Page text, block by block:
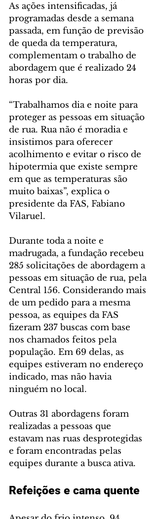
As ações intensificadas, já
programadas desde a semana
passada, em função de previsão
de queda da temperatura,
complementam o trabalho de
abordagem que é realizado 24
horas por dia.
“Trabalhamos dia e noite para
proteger as pessoas em situação
de rua. Rua não é moradia e
insistimos para oferecer
acolhimento e evitar o risco de
hipotermia que existe sempre
em que as temperaturas são
muito baixas”, explica o
presidente da FAS, Fabiano
Vilaruel.
Durante toda a noite e
madrugada, a fundação recebeu
285 solicitações de abordagem a
pessoas em situação de rua, pela
Central 156. Considerando mais
de um pedido para a mesma
pessoa, as equipes da FAS
fizeram 237 buscas com base
nos chamados feitos pela
população. Em 69 delas, as
equipes estiveram no endereço
indicado, mas não havia
ninguém no local.
Outras 31 abordagens foram
realizadas a pessoas que
estavam nas ruas desprotegidas
e foram encontradas pelas
equipes durante a busca ativa.
Refeições e cama quente